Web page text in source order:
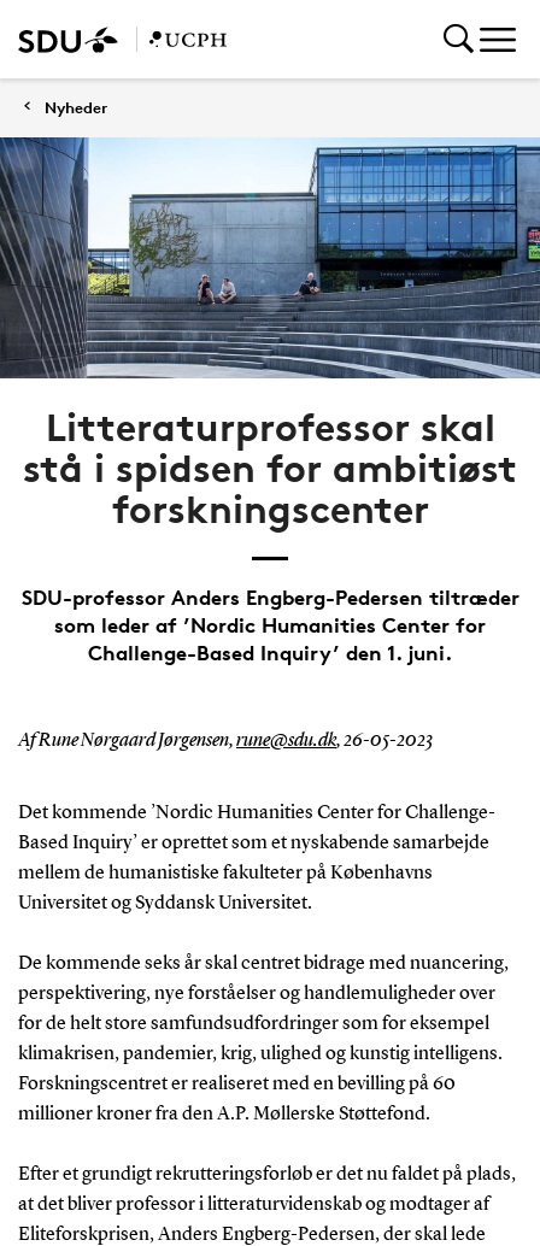
Nyheder
Litteraturprofessor skal
stå i spidsen for ambitiøst
forskningscenter
SDU-professor Anders Engberg-Pedersen tiltræder
som leder af ’Nordic Humanities Center for
Challenge-Based Inquiry’ den 1. juni.
Af Rune Nørgaard Jørgensen,rune@sdu.dk,26-05-2023
Det kommende ’Nordic Humanities Center for Challenge-
Based Inquiry’ er oprettet som et nyskabende samarbejde
mellem de humanistiske fakulteter på Københavns
Universitet og Syddansk Universitet.
De kommende seks år skal centret bidrage med nuancering,
perspektivering, nye forståelser og handlemuligheder over
for de helt store samfundsudfordringer som for eksempel
klimakrisen, pandemier, krig, ulighed og kunstig intelligens.
Forskningscentret er realiseret med en bevilling på 60
millioner kroner fra den A.P. Møllerske Støttefond.
Efter et grundigt rekrutteringsforløb er det nu faldet på plads,
at det bliver professor i litteraturvidenskab og modtager af
Eliteforskprisen, Anders Engberg-Pedersen, der skal lede